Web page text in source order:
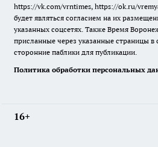
https://vk.com/vrntimes, https://ok.ru/
будет являться согласием на их
указанных соцсетях. Также Время
присланные через указанные страницы в
сторонние паблики для публикации.
Политика обработки персональных
16+